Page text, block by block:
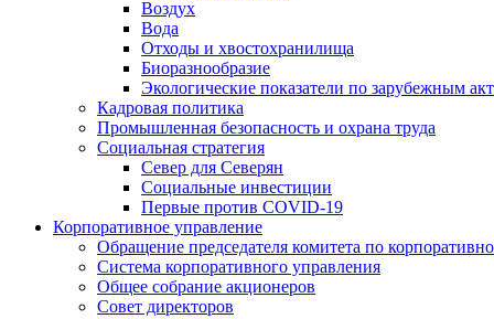
Воздух
Вода
Отходы и хвостохранилища
Биоразнообразие
Экологические показатели по зарубежным
Кадровая политика
Промышленная безопасность и охрана труда
Социальная стратегия
Север для Северян
Социальные инвестиции
Первые против COVID‑19
Корпоративное управление
Обращение председателя комитета по
Система корпоративного управления
Общее собрание акционеров
Совет директоров